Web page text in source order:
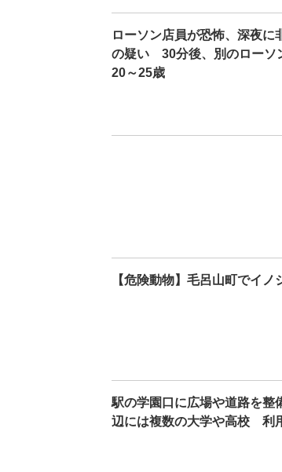
ローソン店員が恐怖、深夜
の疑い 30分後、別のローソ
20～25歳
【危険動物】毛呂山町でイノ
駅の学園口に広場や道路を
辺には複数の大学や高校 利